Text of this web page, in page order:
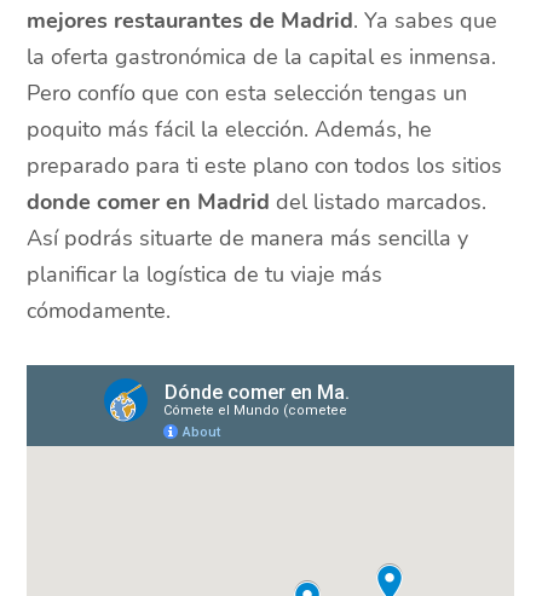
mejores restaurantes de Madrid. Ya sabes que
la oferta gastronómica de la capital es inmensa.
Pero confío que con esta selección tengas un
poquito más fácil la elección. Además, he
preparado para ti este plano con todos los sitios
donde comer en Madrid del listado marcados.
Así podrás situarte de manera más sencilla y
planificar la logística de tu viaje más
cómodamente.